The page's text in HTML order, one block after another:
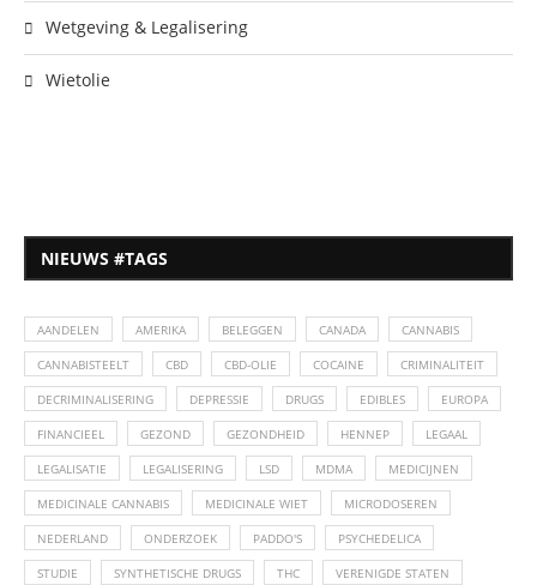
Wetgeving & Legalisering
Wietolie
NIEUWS #TAGS
AANDELEN AMERIKA BELEGGEN CANADA CANNABIS
CANNABISTEELT CBD CBD-OLIE COCAINE CRIMINALITEIT
DECRIMINALISERING DEPRESSIE DRUGS EDIBLES EUROPA
FINANCIEEL GEZOND GEZONDHEID HENNEP LEGAAL
LEGALISATIE LEGALISERING LSD MDMA MEDICIJNEN
MEDICINALE CANNABIS MEDICINALE WIET MICRODOSEREN
NEDERLAND ONDERZOEK PADDO'S PSYCHEDELICA
STUDIE SYNTHETISCHE DRUGS THC VERENIGDE STATEN